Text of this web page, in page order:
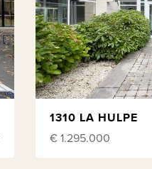
1310 LA HULPE
€ 1.295.000